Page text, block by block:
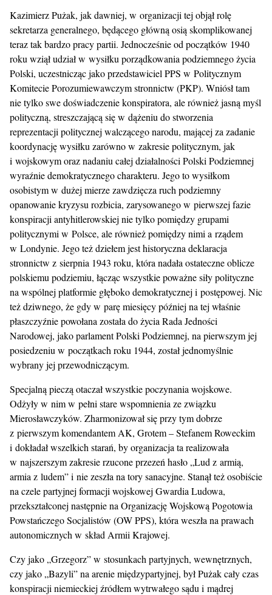
Kazimierz Pużak, jak dawniej, w organizacji tej objął rolę
sekretarza generalnego, będącego główną osią skomplikowanej
teraz tak bardzo pracy partii. Jednocześnie od początków 1940
roku wziął udział w wysiłku porządkowania podziemnego życia
Polski, uczestnicząc jako przedstawiciel PPS w Politycznym
Komitecie Porozumiewawczym stronnictw (PKP). Wniósł tam
nie tylko swe doświadczenie konspiratora, ale również jasną myśl
polityczną, streszczającą się w dążeniu do stworzenia
reprezentacji politycznej walczącego narodu, mającej za zadanie
koordynację wysiłku zarówno w zakresie politycznym, jak
i wojskowym oraz nadaniu całej działalności Polski Podziemnej
wyraźnie demokratycznego charakteru. Jego to wysiłkom
osobistym w dużej mierze zawdzięcza ruch podziemny
opanowanie kryzysu rozbicia, zarysowanego w pierwszej fazie
konspiracji antyhitlerowskiej nie tylko pomiędzy grupami
politycznymi w Polsce, ale również pomiędzy nimi a rządem
w Londynie. Jego też dziełem jest historyczna deklaracja
stronnictw z sierpnia 1943 roku, która nadała ostateczne oblicze
polskiemu podziemiu, łącząc wszystkie poważne siły polityczne
na wspólnej platformie głęboko demokratycznej i postępowej. Nic
też dziwnego, że gdy w parę miesięcy później na tej właśnie
płaszczyźnie powołana została do życia Rada Jedności
Narodowej, jako parlament Polski Podziemnej, na pierwszym jej
posiedzeniu w początkach roku 1944, został jednomyślnie
wybrany jej przewodniczącym.
Specjalną pieczą otaczał wszystkie poczynania wojskowe.
Odżyły w nim w pełni stare wspomnienia ze związku
Mierosławczyków. Zharmonizował się przy tym dobrze
z pierwszym komendantem AK, Grotem – Stefanem Roweckim
i dokładał wszelkich starań, by organizacja ta realizowała
w najszerszym zakresie rzucone przezeń hasło „Lud z armią,
armia z ludem” i nie zeszła na tory sanacyjne. Stanął też osobiście
na czele partyjnej formacji wojskowej Gwardia Ludowa,
przekształconej następnie na Organizację Wojskową Pogotowia
Powstańczego Socjalistów (OW PPS), która weszła na prawach
autonomicznych w skład Armii Krajowej.
Czy jako „Grzegorz” w stosunkach partyjnych, wewnętrznych,
czy jako „Bazyli” na arenie międzypartyjnej, był Pużak cały czas
konspiracji niemieckiej źródłem wytrwałego sądu i mądrej